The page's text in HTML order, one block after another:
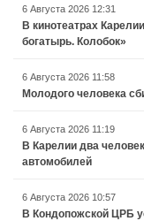
6 Августа 2026 12:31
В кинотеатрах
богатырь. Колобок»
6 Августа 2026 11:58
Молодого человека
6 Августа 2026 11:19
В Карелии два
автомобилей
6 Августа 2026 10:57
В Кондопожской ЦРБ